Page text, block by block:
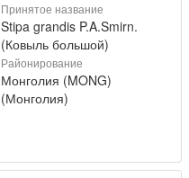
Принятое название
Stipa grandis P.A.Smirn.
(Ковыль большой)
Районирование
Монголия (MONG)
(Монголия)